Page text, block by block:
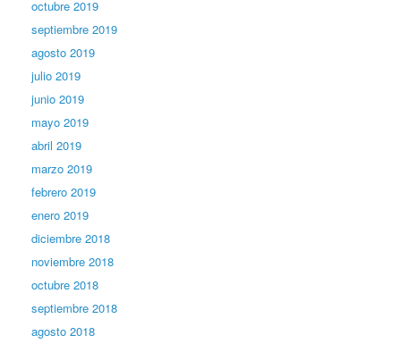
octubre 2019
septiembre 2019
agosto 2019
julio 2019
junio 2019
mayo 2019
abril 2019
marzo 2019
febrero 2019
enero 2019
diciembre 2018
noviembre 2018
octubre 2018
septiembre 2018
agosto 2018